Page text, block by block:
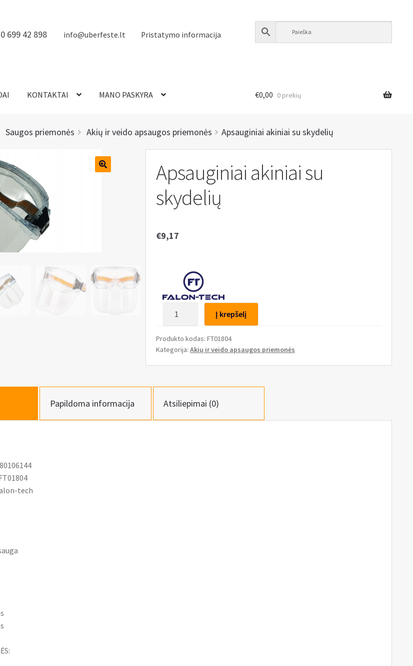
699 42 898 info@uberfeste.lt Pristatymo informacija
KONTAKTAI MANO PASKYRA €0,00 0 prekių
Saugos priemonės Akių ir veido apsaugos priemonės Apsauginiai akiniai su skydelių
Apsauginiai akiniai su
skydelių
€9,17
Apsauginiai
akiniai
Į krepšelį
Produkto kodas: FT01804
Kategorija: Akių ir veido apsaugos priemonės
Papildoma informacija Atsiliepimai (0)
tech